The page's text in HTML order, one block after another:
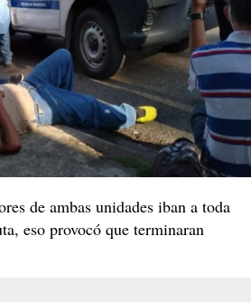
de ambas unidades iban a toda
eso provocó que terminaran